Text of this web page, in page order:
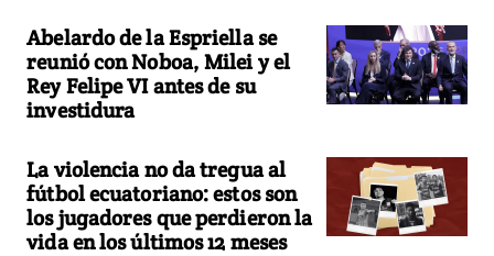
Abelardo de la Espriella se
reunió con Noboa, Milei y el
Rey Felipe VI antes de su
investidura
La violencia no da tregua al
fútbol ecuatoriano: estos son
los jugadores que perdieron la
vida en los últimos 12 meses